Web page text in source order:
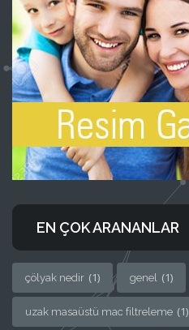
EN ÇOK ARANANLAR
çölyak nedir (1) genel (1)
uzak masaüstü mac filtreleme (1)